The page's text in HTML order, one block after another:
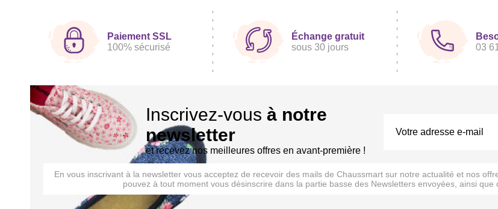
Paiement SSL
100% sécurisé
Échange gratuit
sous 30 jours
03
Inscrivez-vous à notre
newsletter
et recevez nos meilleures offres en avant-première !
En vous inscrivant à la newsletter vous acceptez de recevoir des mails de Chaussmart sur notre actualité et nos
pouvez à tout moment vous désinscrire dans la partie basse des Newsletters envoyées, ainsi que